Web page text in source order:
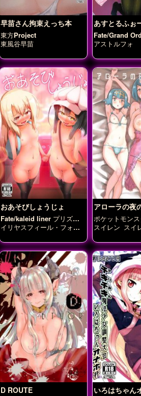
早苗さん拘束えっち本
東方Project
東風谷早苗
あすとるふぉ
Fate/Grand
アストルフォ
おあそびしょうじょ
Fate/kaleid liner プリズマ☆
イリヤ
イリヤスフィール・フォ
ン・アインツベルン 美遊・
エーデルフェルト
アローラの夜
ポケットモン
スイレン スイ
D ROUTE いろはちゃん